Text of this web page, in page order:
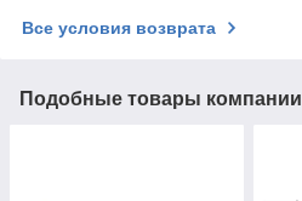
Все условия возврата
Подобные товары компании